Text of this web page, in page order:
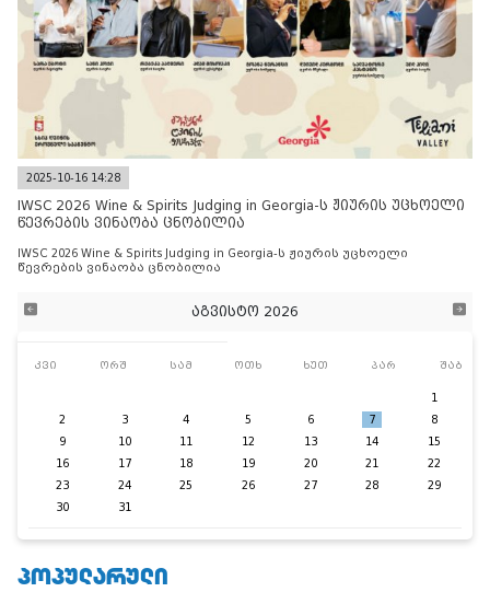
2025-10-16 14:28
IWSC 2026 Wine & Spirits Judging in Georgia-ს ჟიურის უცხოელი
წევრების ვინაობა ცნობილია
IWSC 2026 Wine & Spirits Judging in Georgia-ს ჟიურის უცხოელი
წევრების ვინაობა ცნობილია
აგვისტო 2026
კვი ორშ სამ ოთხ ხუთ პარ შაბ
1
2
3 4 5 6 7
8
9
10 11 12 13 14
15
16
17 18 19 20 21
22
23
24 25 26 27 28
29
30
31
ᲞᲝᲞᲣᲚᲐᲠᲣᲚᲘ